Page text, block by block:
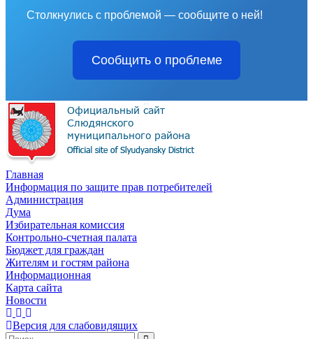
Столкнулись с проблемой — сообщите о ней!
Сообщить о проблеме
Главная
Информация по защите прав потребителей
Администрация
Дума
Избирательная комиссия
Контрольно-счетная палата
Бюджет для граждан
Жителям и гостям района
Информационная
Карта сайта
Новости
Версия для слабовидящих